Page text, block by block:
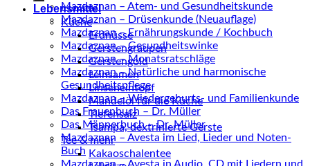
Mazdaznan – Atem- und Gesundheitskunde
Mazdaznan – Drüsenkunde (Neuauflage)
Mazdaznan – Ernährungskunde / Kochbuch
Mazdaznan – Gesundheitswinke
Mazdaznan – Monatsratschläge
Mazdaznan – Natürliche und harmonische
Gesundheitspflege
Mazdaznan – Wiedergeburts- und Familienkunde
Das Frauenbuch – Dr. Müller
Das Männerbuch – Dr. Müller
Mazdaznan – Avesta im Lied, Lieder und Noten-
Buch
Lebensmittel
Küche
Erdnüsse
Gerstengraupen
Gerstengold
Leinsamen
Linseneintopf
Mandelöl für die Küche
Tiefensalz
Tsampa, dextrinierte Gerste
Tee & mehr
Kakaoschalentee